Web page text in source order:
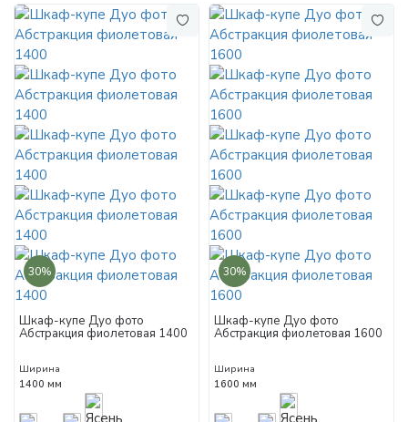
30%
Шкаф-купе Дуо фото
Абстракция фиолетовая 1400
Ширина
1400 мм
30%
Шкаф-купе Дуо фото
Абстракция фиолетовая 1600
Ширина
1600 мм